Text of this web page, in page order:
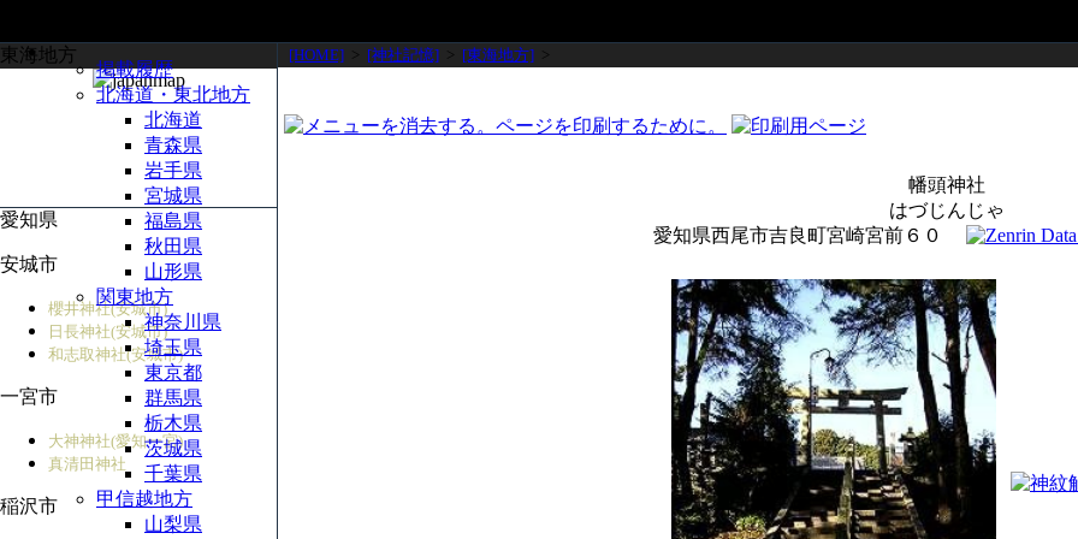
[HOME] [神社記憶] [東海地方]
幡頭神社
はづじんじゃ
愛知県西尾市吉良町宮崎宮前６０
東海地方
愛知県
安城市
櫻井神社(安城市)
日長神社(安城市)
和志取神社(安城市)
一宮市
大神神社(愛知一宮)
真清田神社
稲沢市
掲載履歴
北海道・東北地方
北海道
青森県
岩手県
宮城県
福島県
秋田県
山形県
関東地方
神奈川県
埼玉県
東京都
群馬県
栃木県
茨城県
千葉県
甲信越地方
山梨県